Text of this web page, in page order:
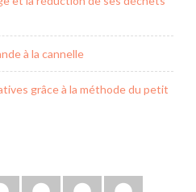
à la cannelle
grâce à la méthode du petit